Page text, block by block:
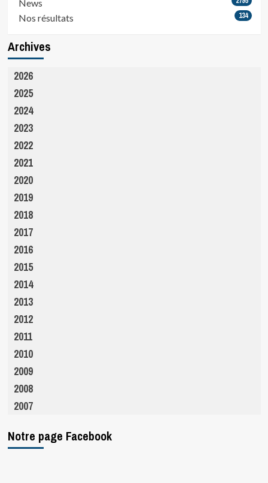
News
Nos résultats 134
Archives
2026
2025
2024
2023
2022
2021
2020
2019
2018
2017
2016
2015
2014
2013
2012
2011
2010
2009
2008
2007
Notre page Facebook